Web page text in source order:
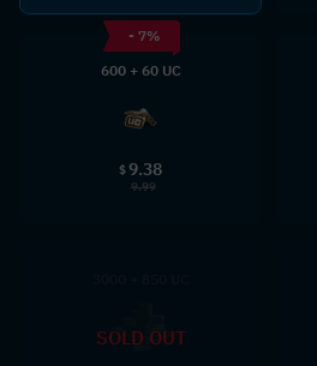
- 7%
600 + 60 UC
$9.38
9.99
SOLD OUT